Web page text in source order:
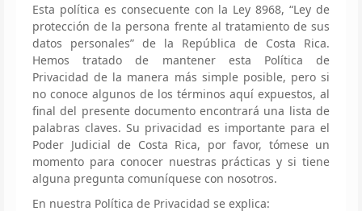
Esta política es consecuente con la Ley 8968, “Ley de
protección de la persona frente al tratamiento de sus
datos personales” de la República de Costa Rica.
Hemos tratado de mantener esta Política de
Privacidad de la manera más simple posible, pero si
no conoce algunos de los términos aquí expuestos, al
final del presente documento encontrará una lista de
palabras claves. Su privacidad es importante para el
Poder Judicial de Costa Rica, por favor, tómese un
momento para conocer nuestras prácticas y si tiene
alguna pregunta comuníquese con nosotros.
En nuestra Política de Privacidad se explica: